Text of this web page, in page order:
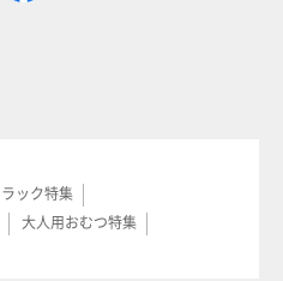
ラック特集
大人用おむつ特集